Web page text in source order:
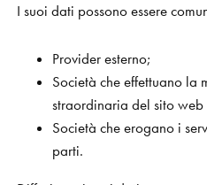
I suoi dati possono essere
Provider esterno;
Società che effettuano la
straordinaria del sito web
Società che erogano i
parti.